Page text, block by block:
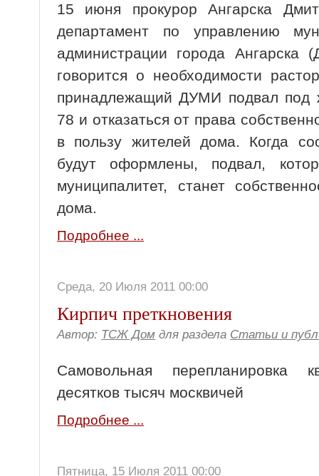
15 июня прокурор Ангарска
департамент по управлению
администрации города
говорится о необходимости
принадлежащий ДУМИ подвал под
78 и отказаться от права
в пользу жителей дома. Когда
будут оформлены, подвал,
муниципалитет, станет
дома.
Подробнее ...
Среда, 20 Июля 2011 00:00
Кирпич преткновения
Автор: ТСЖ Дом для раздела Статьи и
Самовольная перепланировка
десятков тысяч москвичей
Подробнее ...
Пятница, 15 Июля 2011 00:00